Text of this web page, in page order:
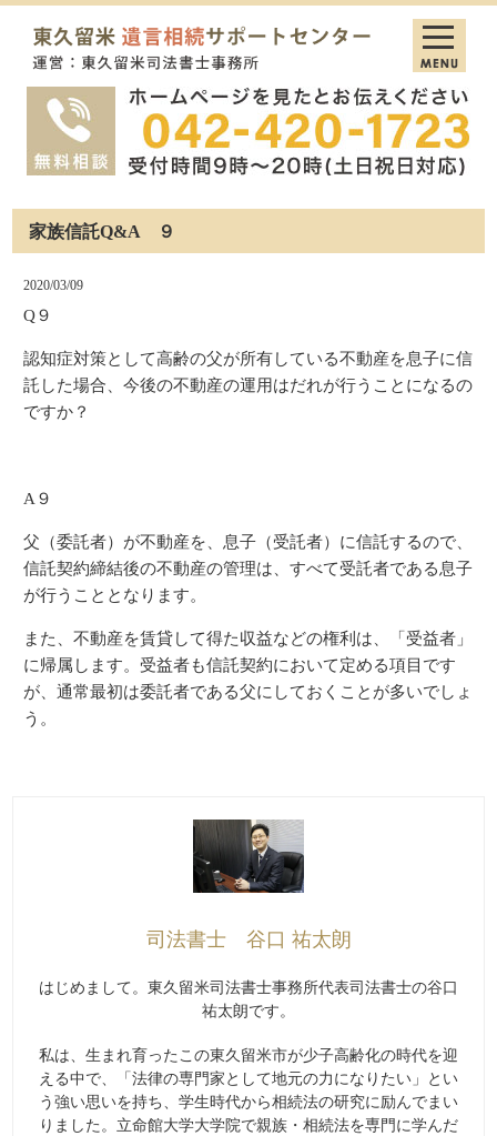
家族信託Q&A ９
2020/03/09
Q９
認知症対策として高齢の父が所有している不動産を息子に信
託した場合、今後の不動産の運用はだれが行うことになるの
ですか？
A９
父（委託者）が不動産を、息子（受託者）に信託するので、
信託契約締結後の不動産の管理は、すべて受託者である息子
が行うこととなります。
また、不動産を賃貸して得た収益などの権利は、「受益者」
に帰属します。受益者も信託契約において定める項目です
が、通常最初は委託者である父にしておくことが多いでしょ
う。
司法書士 谷口 祐太朗
はじめまして。東久留米司法書士事務所代表司法書士の谷口
祐太朗です。
私は、生まれ育ったこの東久留米市が少子高齢化の時代を迎
える中で、「法律の専門家として地元の力になりたい」とい
う強い思いを持ち、学生時代から相続法の研究に励んでまい
りました。立命館大学大学院で親族・相続法を専門に学んだ